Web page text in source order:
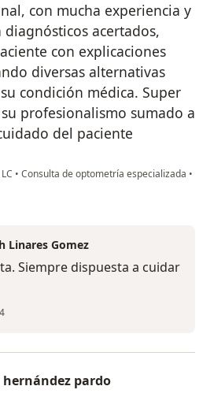
con mucha experiencia y
acertados,
con explicaciones
diversas alternativas
condición médica. Super
profesionalismo sumado a
del paciente
• Consulta de optometría especializada •
Rodríguez
Linares Gomez
Siempre dispuesta a cuidar
pardo